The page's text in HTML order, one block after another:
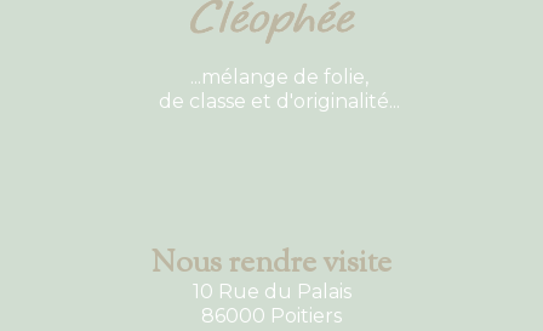
...mélange de folie,
de classe et d'originalité...
Nous rendre visite
10 Rue du Palais
86000 Poitiers